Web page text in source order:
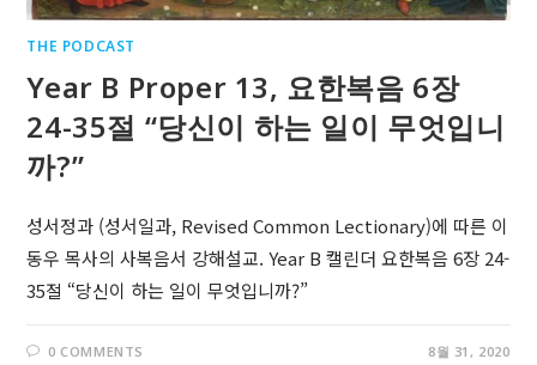
THE PODCAST
Year B Proper 13, 요한복음 6장
24-35절 “당신이 하는 일이 무엇입니
까?”
성서정과 (성서일과, Revised Common Lectionary)에 따른 이
동우 목사의 사복음서 강해설교. Year B 캘린더 요한복음 6장 24-
35절 “당신이 하는 일이 무엇입니까?”
0 COMMENTS 8월 31, 2020